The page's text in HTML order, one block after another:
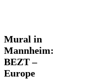
Mural
in
Mannheim:
BEZT
–
Mural in
Mannheim:
BEZT –
Europe